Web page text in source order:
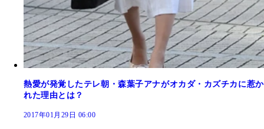
熱愛が発覚したテレ朝・森葉子アナがオカダ・カズチカに惹か
れた理由とは？
2017年01月29日 06:00